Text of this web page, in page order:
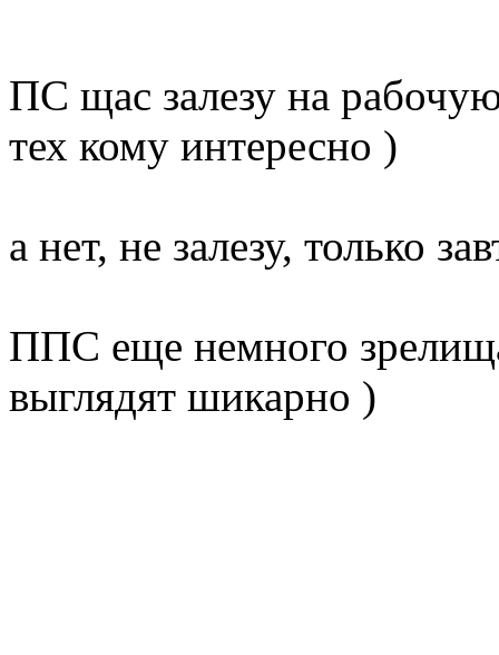
ПС щас залезу на
тех кому интересно )
а нет, не залезу, только
ППС еще немного
выглядят шикарно )